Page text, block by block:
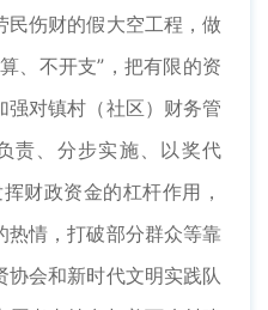
民伤财的假大空工程，做
、不开支”，把有限的资
强对镇村（社区）财务管
责、分步实施、以奖代
财政资金的杠杆作用，
热情，打破部分群众等靠
会和新时代文明实践队